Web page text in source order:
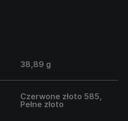
38,89 g
Czerwone złoto 585,
Pełne złoto